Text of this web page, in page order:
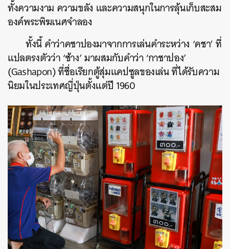
ทั้งความงาม ความขลัง และความสนุกในการลุ้นเก็บสะสม
องค์พระพิฆเนศจำลอง
ทั้งนี้ คำว่าคชาปองมาจากการเล่นคำระหว่าง ‘คชา’ ที่
แปลตรงตัวว่า ‘ช้าง’ มาผสมกับคำว่า ‘กาชาปอง’
(Gashapon) ที่ชื่อเรียกตู้สุ่มแคปซูลของเล่น ที่ได้รับความ
นิยมในประเทศญี่ปุ่นตั้งแต่ปี 1960